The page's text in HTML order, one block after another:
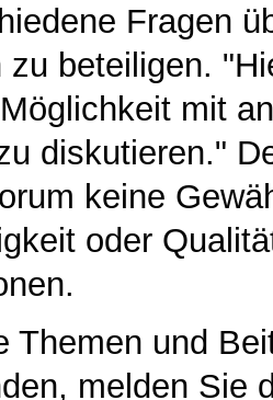
Fragen
zu beteiligen.
mit
diskutieren."
keine
oder
Themen und
melden Sie